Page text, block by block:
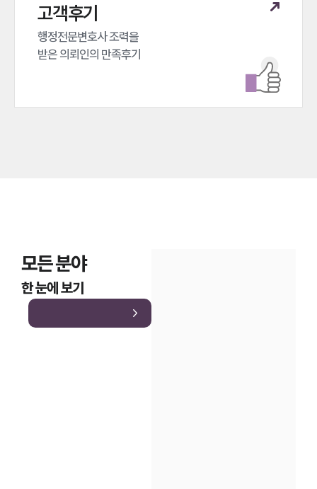
고객후기
행정전문변호사 조력을
받은 의뢰인의 만족후기
모든 분야
한 눈에 보기